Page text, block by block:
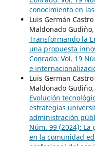
conocimiento en
Luis Germán
Maldonado
Transformando la
una propuesta
Conrado: Vol. 19
e
Luis German
Maldonado
Evolución
estrategias
administración
Núm. 99 (2024):
en la comunidad